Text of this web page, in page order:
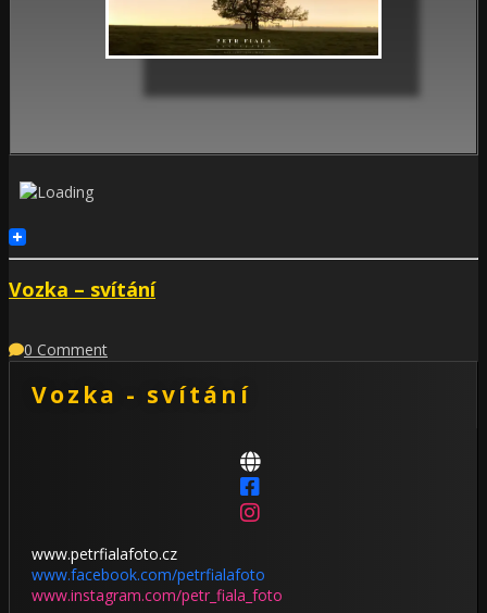
Vozka – svítání
0 Comment
Vozka - svítání
www.petrfialafoto.cz
www.facebook.com/petrfialafoto
www.instagram.com/petr_fiala_foto